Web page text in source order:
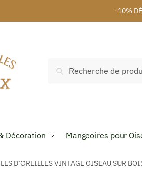
-10%
Recherche
Décoration Mangeoires pour
D’OREILLES VINTAGE OISEAU SUR